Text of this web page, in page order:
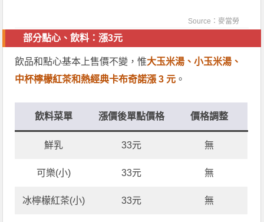
Source：麥當勞
部分點心、飲料：漲3元
飲品和點心基本上售價不變，惟大玉米湯、小玉米湯、
中杯檸檬紅茶和熱經典卡布奇諾漲 3 元 。
飲料菜單 漲價後單點價格 價格調整
鮮乳 33元 無
可樂(小) 33元 無
冰檸檬紅茶(小) 33元 無